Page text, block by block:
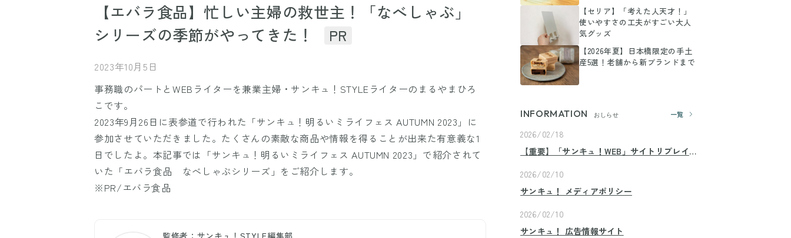
【エバラ食品】忙しい主婦の救世主！「なべしゃぶ」
シリーズの季節がやってきた！
PR
2023年10月5日
事務職のパートとWEBライターを兼業主婦・サンキュ！STYLEライターのまるやまひろ
こです。
2023年9月26日に表参道で行われた「サンキュ！明るいミライフェス AUTUMN 2023」に
参加させていただきました。たくさんの素敵な商品や情報を得ることが出来た有意義な1
日でしたよ。本記事では「サンキュ！明るいミライフェス AUTUMN 2023」で紹介されて
いた「エバラ食品 なべしゃぶシリーズ」をご紹介します。
※PR/エバラ食品
監修者：サンキュ！STYLE編集部
【セリア】「考えた人天才！」
使いやすさの工夫がすごい大人
気グッズ
【2026年夏】日本橋限定の手土
産5選！老舗から新ブランドまで
INFORMATION おしらせ 一覧
2026/02/18
【重要】「サンキュ！WEB」サイトリプレイ
2026/02/10
サンキュ！ メディアポリシー
2026/02/10
サンキュ！ 広告情報サイト